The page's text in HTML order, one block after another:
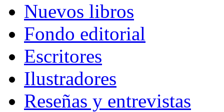
Nuevos libros
Fondo editorial
Escritores
Ilustradores
Reseñas y entrevistas